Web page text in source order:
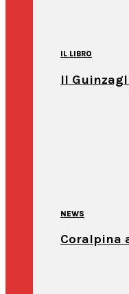
IL LIBRO
Il
NEWS
Coralpina